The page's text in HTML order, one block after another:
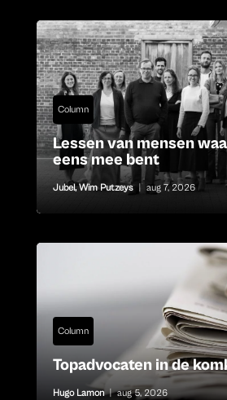
Column
Lessen van mensen
eens mee bent
Jubel,Wim Putzeys | aug 7, 2026
Column
Topadvocaten in de
Hugo Lamon | aug 5, 2026